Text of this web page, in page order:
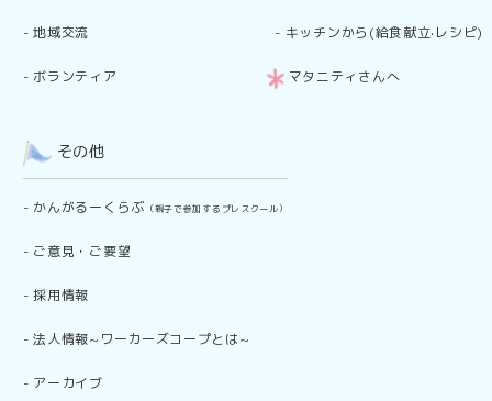
-地域交流
- ボランティア
- キッチンから(給食献立·レシピ)
マタニティさんへ
その他
- かんがるーくらぶ （親子で参加するプレスクール）
- ご意見・ご要望
-採用情報
-法人情報~ワーカーズコープとは~
- アーカイブ